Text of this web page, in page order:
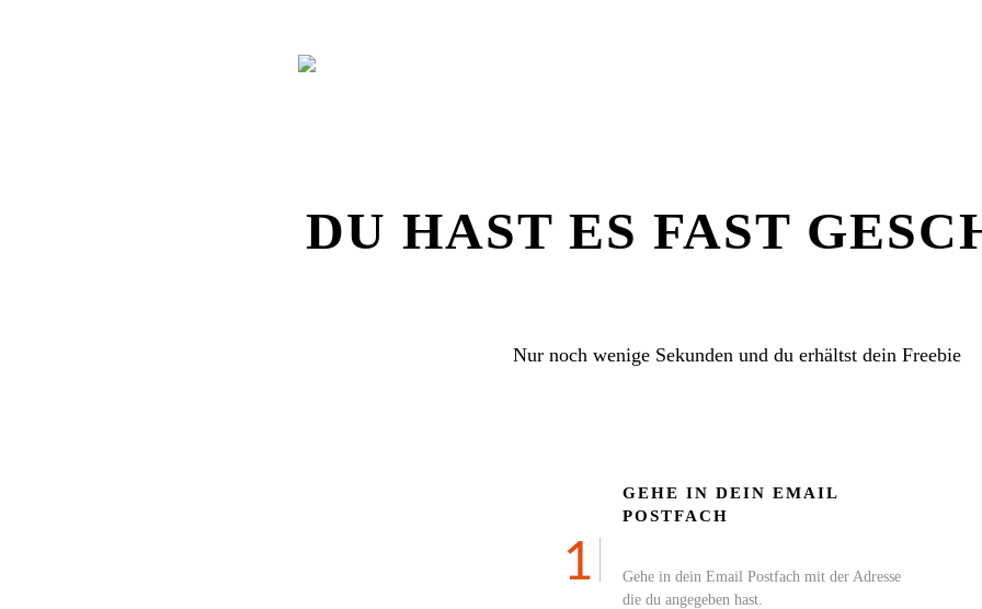
DU HAST ES FAST
Nur noch wenige Sekunden und du erhältst dein Freebie
1
GEHE IN DEIN EMAIL
POSTFACH
Gehe in dein Email Postfach mit der Adresse
die du angegeben hast.